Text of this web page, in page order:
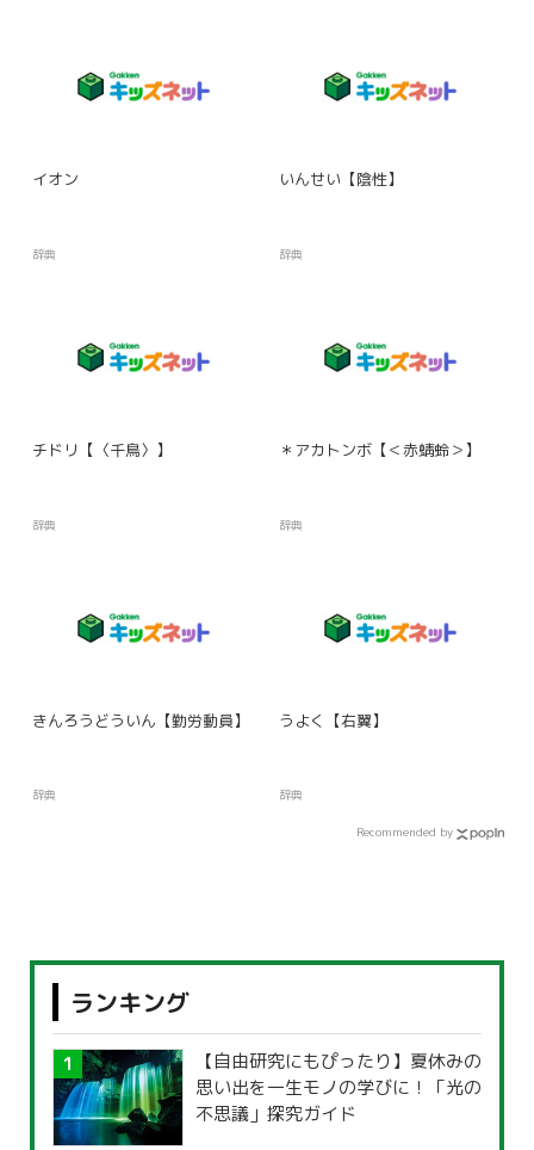
イオン
辞典
いんせい【陰性】
辞典
チドリ【〈千鳥〉】
辞典
＊アカトンボ【＜赤蜻蛉＞】
辞典
きんろうどういん【勤労動員】
辞典
うよく【右翼】
辞典
Recommended by
ランキング
【自由研究にもぴったり】夏休みの
思い出を一生モノの学びに！「光の
不思議」探究ガイド